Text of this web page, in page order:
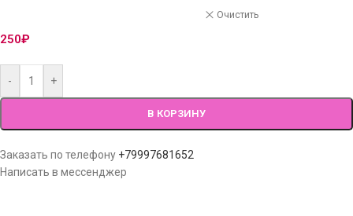
Очистить
250₽
- +
В КОРЗИНУ
Заказать по телефону +79997681652
Написать в мессенджер